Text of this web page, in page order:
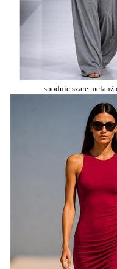
spodnie szare